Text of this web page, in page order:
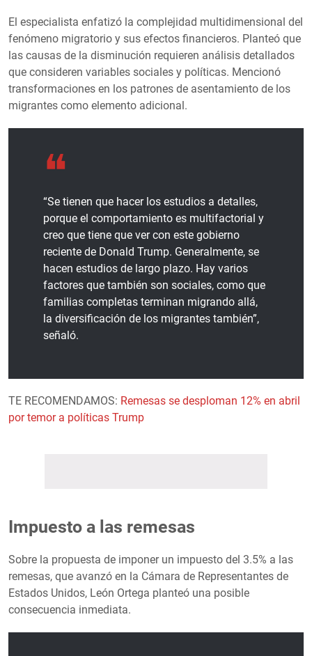
El especialista enfatizó la complejidad multidimensional del
fenómeno migratorio y sus efectos financieros. Planteó que
las causas de la disminución requieren análisis detallados
que consideren variables sociales y políticas. Mencionó
transformaciones en los patrones de asentamiento de los
migrantes como elemento adicional.
“Se tienen que hacer los estudios a detalles,
porque el comportamiento es multifactorial y
creo que tiene que ver con este gobierno
reciente de Donald Trump. Generalmente, se
hacen estudios de largo plazo. Hay varios
factores que también son sociales, como que
familias completas terminan migrando allá,
la diversificación de los migrantes también”,
señaló.
TE RECOMENDAMOS: Remesas se desploman 12% en abril
por temor a políticas Trump
Impuesto a las remesas
Sobre la propuesta de imponer un impuesto del 3.5% a las
remesas, que avanzó en la Cámara de Representantes de
Estados Unidos, León Ortega planteó una posible
consecuencia inmediata.